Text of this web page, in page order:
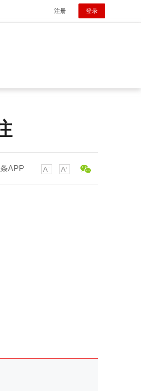
注册 登录
APP